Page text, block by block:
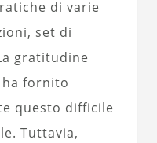
di varie
set di
gratitudine
fornito
questo difficile
Tuttavia,